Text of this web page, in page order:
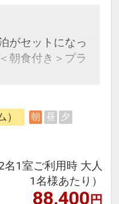
がセットになっ
朝食付き＞プラ
パッケージだか
ちろん周遊旅行
の宿泊や延
由自在です。
JAL（または
！フライトマイ
朝 昼 夕
名1室ご利用時 大人
1名様あたり）
88,400円